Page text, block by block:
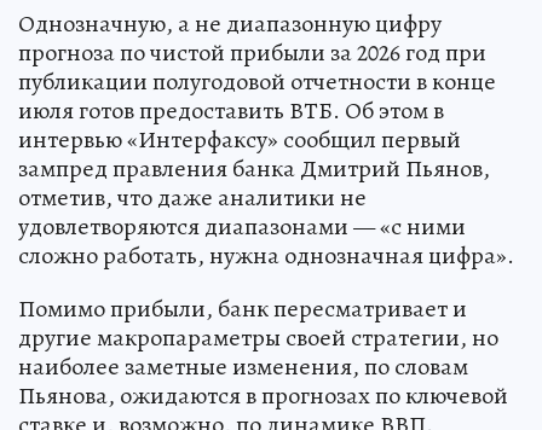
Однозначную, а не диапазонную цифру
прогноза по чистой прибыли за 2026 год при
публикации полугодовой отчетности в конце
июля готов предоставить ВТБ. Об этом в
интервью «Интерфаксу» сообщил первый
зампред правления банка Дмитрий Пьянов,
отметив, что даже аналитики не
удовлетворяются диапазонами — «с ними
сложно работать, нужна однозначная цифра».
Помимо прибыли, банк пересматривает и
другие макропараметры своей стратегии, но
наиболее заметные изменения, по словам
Пьянова, ожидаются в прогнозах по ключевой